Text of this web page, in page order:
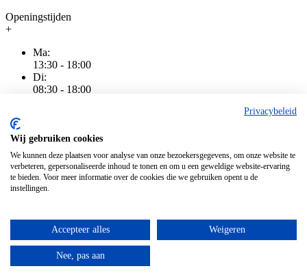
Privacybeleid
Wij gebruiken cookies
We kunnen deze plaatsen voor analyse van onze bezoekersgegevens, om onze website te
verbeteren, gepersonaliseerde inhoud te tonen en om u een geweldige website-ervaring
te bieden. Voor meer informatie over de cookies die we gebruiken opent u de
instellingen.
Accepteer alles Weigeren
Nee, pas aan
Openingstijden
+
Ma:
13:30 - 18:00
Di:
08:30 - 18:00
08:30 - 20:00
08:30 - 18:00
Za:
08:30 - 16:00
Algemene voorwaarden
Cookiebeleid|Disclaimer
Alle genoemde prijzen zijn inclusief BTW
Alle genoemde prijzen zijn inclusief BTW